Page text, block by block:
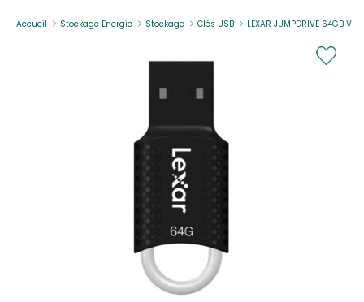
Accueil Stockage Energie Stockage Clés USB LEXAR JUMPDRIVE 64GB V40